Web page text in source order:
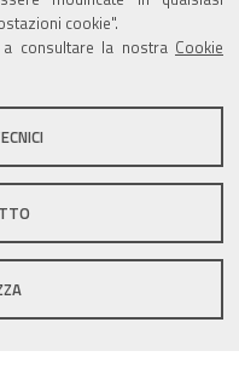
cookie".
consultare la nostra Cookie
sito
Predosa